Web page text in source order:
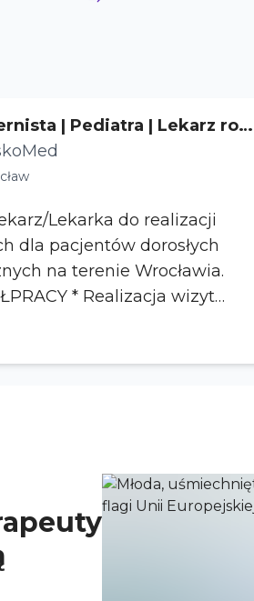
| Pediatra | Lekarz rod
- Wrocław
Lekarka do realizacji
dla pacjentów dorosłych
na terenie Wrocławia.
wizyt